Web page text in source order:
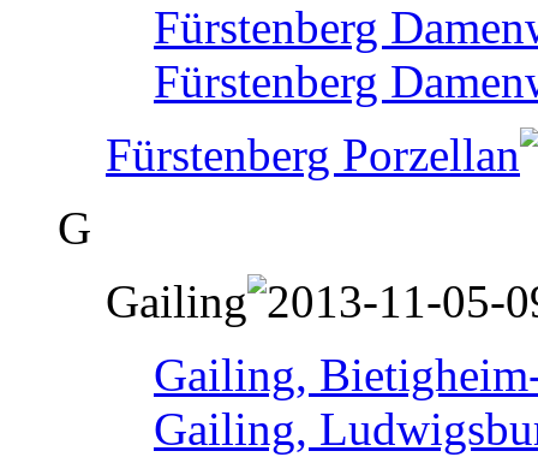
Fürstenberg
Fürstenberg
Fürstenberg Porzellan
G
Gailing
Gailing,
Gailing,